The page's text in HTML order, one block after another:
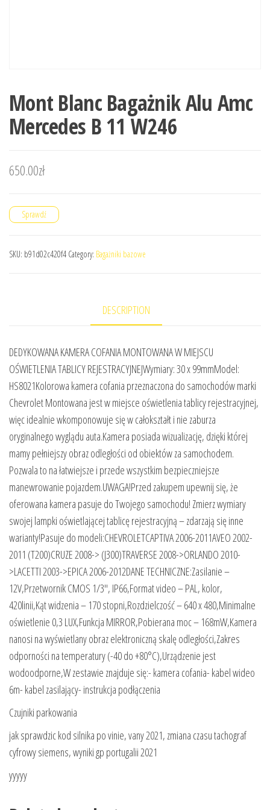
Mont Blanc Bagażnik Alu Amc
Mercedes B 11 W246
650.00zł
Sprawdź
SKU: b91d02c420f4 Category: Bagażniki bazowe
DESCRIPTION
DEDYKOWANA KAMERA COFANIA MONTOWANA W MIEJSCU
OŚWIETLENIA TABLICY REJESTRACYJNEJWymiary: 30 x 99mmModel:
HS8021Kolorowa kamera cofania przeznaczona do samochodów marki
Chevrolet Montowana jest w miejsce oświetlenia tablicy rejestracyjnej,
więc idealnie wkomponowuje się w całokształt i nie zaburza
oryginalnego wyglądu auta.Kamera posiada wizualizację, dzięki której
mamy pełniejszy obraz odległości od obiektów za samochodem.
Pozwala to na łatwiejsze i przede wszystkim bezpieczniejsze
manewrowanie pojazdem.UWAGA!Przed zakupem upewnij się, że
oferowana kamera pasuje do Twojego samochodu! Zmierz wymiary
swojej lampki oświetlającej tablicę rejestracyjną – zdarzają się inne
warianty!Pasuje do modeli:CHEVROLETCAPTIVA 2006-2011AVEO 2002-
2011 (T200)CRUZE 2008-> (J300)TRAVERSE 2008->ORLANDO 2010-
>LACETTI 2003->EPICA 2006-2012DANE TECHNICZNE:Zasilanie –
12V,Przetwornik CMOS 1/3″, IP66,Format video – PAL, kolor,
420linii,Kąt widzenia – 170 stopni,Rozdzielczość – 640 x 480,Minimalne
oświetlenie 0,3 LUX,Funkcja MIRROR,Pobierana moc – 168mW,Kamera
nanosi na wyświetlany obraz elektroniczną skalę odległości,Zakres
odporności na temperatury (-40 do +80°C),Urządzenie jest
wodoodporne,W zestawie znajduje się:- kamera cofania- kabel wideo
6m- kabel zasilający- instrukcja podłączenia
Czujniki parkowania
jak sprawdzic kod silnika po vinie, vany 2021, zmiana czasu tachograf
cyfrowy siemens, wyniki gp portugalii 2021
yyyyy